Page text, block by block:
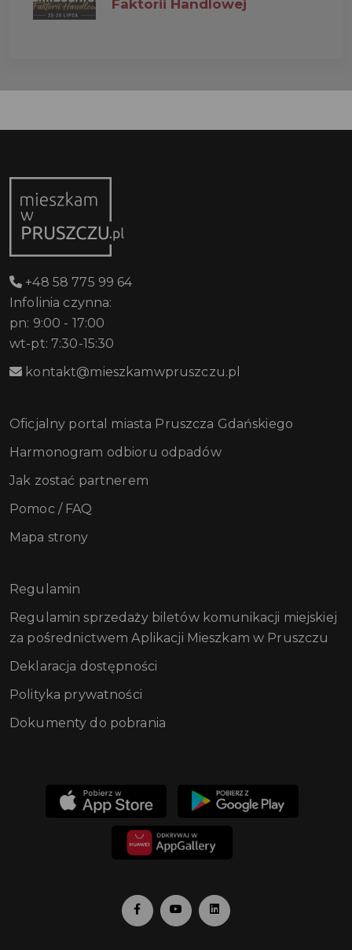
Faktorii Handlowej
+48 58 775 99 64
Infolinia czynna:
pn: 9:00 - 17:00
wt-pt: 7:30-15:30
kontakt@mieszkamwpruszczu.pl
Oficjalny portal miasta Pruszcza Gdańskiego
Harmonogram odbioru odpadów
Jak zostać partnerem
Pomoc / FAQ
Mapa strony
Regulamin
Regulamin sprzedaży biletów komunikacji miejskiej
za pośrednictwem Aplikacji Mieszkam w Pruszczu
Deklaracja dostępności
Polityka prywatności
Dokumenty do pobrania